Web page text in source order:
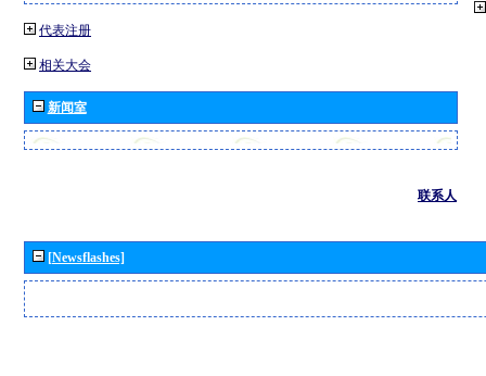
代表注册
相关大会
新闻室
联系人
[Newsflashes]